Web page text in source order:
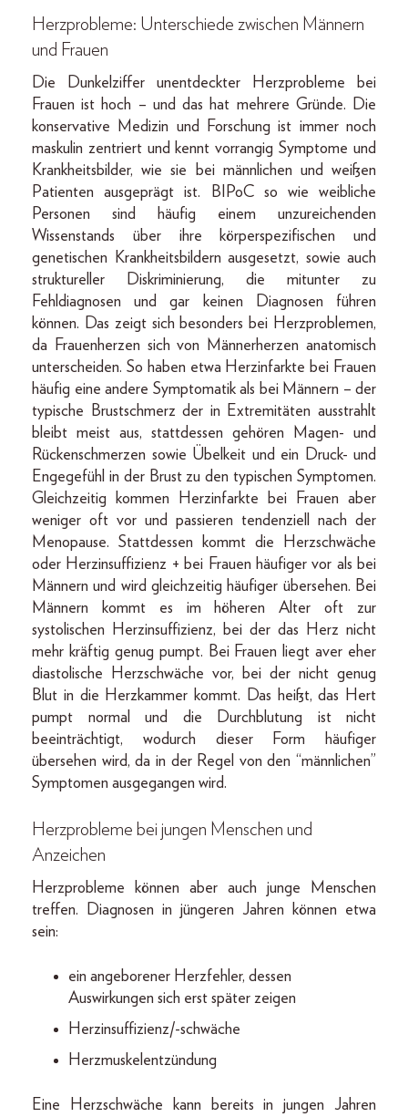
Herzprobleme: Unterschiede zwischen Männern
und Frauen
Die Dunkelziffer unentdeckter Herzprobleme bei
Frauen ist hoch – und das hat mehrere Gründe. Die
konservative Medizin und Forschung ist immer noch
maskulin zentriert und kennt vorrangig Symptome und
Krankheitsbilder, wie sie bei männlichen und weißen
Patienten ausgeprägt ist. BIPoC so wie weibliche
Personen sind häufig einem unzureichenden
Wissenstands über ihre körperspezifischen und
genetischen Krankheitsbildern ausgesetzt, sowie auch
struktureller Diskriminierung, die mitunter zu
Fehldiagnosen und gar keinen Diagnosen führen
können. Das zeigt sich besonders bei Herzproblemen,
da Frauenherzen sich von Männerherzen anatomisch
unterscheiden. So haben etwa Herzinfarkte bei Frauen
häufig eine andere Symptomatik als bei Männern – der
typische Brustschmerz der in Extremitäten ausstrahlt
bleibt meist aus, stattdessen gehören Magen- und
Rückenschmerzen sowie Übelkeit und ein Druck- und
Engegefühl in der Brust zu den typischen Symptomen.
Gleichzeitig kommen Herzinfarkte bei Frauen aber
weniger oft vor und passieren tendenziell nach der
Menopause. Stattdessen kommt die Herzschwäche
oder Herzinsuffizienz + bei Frauen häufiger vor als bei
Männern und wird gleichzeitig häufiger übersehen. Bei
Männern kommt es im höheren Alter oft zur
systolischen Herzinsuffizienz, bei der das Herz nicht
mehr kräftig genug pumpt. Bei Frauen liegt aver eher
diastolische Herzschwäche vor, bei der nicht genug
Blut in die Herzkammer kommt. Das heißt, das Hert
pumpt normal und die Durchblutung ist nicht
beeinträchtigt, wodurch dieser Form häufiger
übersehen wird, da in der Regel von den “männlichen”
Symptomen ausgegangen wird.
Herzprobleme bei jungen Menschen und
Anzeichen
Herzprobleme können aber auch junge Menschen
treffen. Diagnosen in jüngeren Jahren können etwa
sein:
ein angeborener Herzfehler, dessen
Auswirkungen sich erst später zeigen
Herzinsuffizienz/-schwäche
Herzmuskelentzündung
Eine Herzschwäche kann bereits in jungen Jahren